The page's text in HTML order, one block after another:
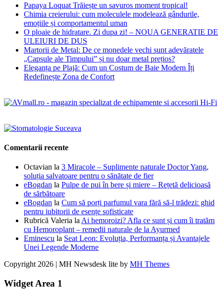
Papaya Loquat Trăiește un savuros moment tropical!
Chimia creierului: cum moleculele modelează gândurile,
emoțiile și comportamentul uman
O ploaie de hidratare. Zi dupa zi! – NOUA GENERATIE DE
ULEIURI DE DUS
Martorii de Metal: De ce monedele vechi sunt adevăratele
„Capsule ale Timpului” și nu doar metal prețios?
Eleganța pe Plajă: Cum un Costum de Baie Modern Îți
Redefinește Zona de Confort
Comentarii recente
Octavian la 3 Miracole – Suplimente naturale Doctor Yang,
soluția salvatoare pentru o sănătate de fier
eBogdan la Pulpe de pui în bere și miere – Rețetă delicioasă
de sărbătoare
eBogdan la Cum să porți parfumul vara fără să-l trădezi: ghid
pentru iubitorii de esențe sofisticate
Rubrică Valeria la Ai hemoroizi? Afla ce sunt și cum îi tratăm
cu Hemoroplant – remedii naturale de la Ayurmed
Eminescu la Seat Leon: Evoluția, Performanța și Avantajele
Unei Legende Moderne
Copyright 2026 | MH Newsdesk lite by MH Themes
Widget Area 1